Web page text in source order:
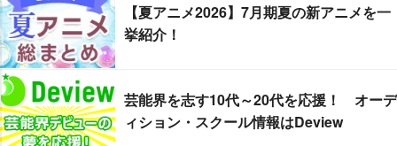
【夏アニメ2026】7月期夏の新アニメを一
挙紹介！
芸能界を志す10代～20代を応援！ オーデ
ィション・スクール情報はDeview